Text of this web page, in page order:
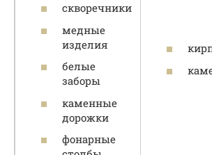
скворечники
медные
изделия
белые
заборы
каменные
дорожки
фонарные